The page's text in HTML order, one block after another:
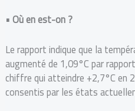
•Où en est-on ?
Le rapport indique que la
augmenté de 1,09°C par
chiffre qui atteindre +2,7°C
consentis par les états